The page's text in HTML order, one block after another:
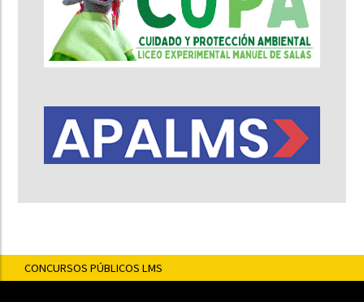
CONCURSOS PÚBLICOS LMS